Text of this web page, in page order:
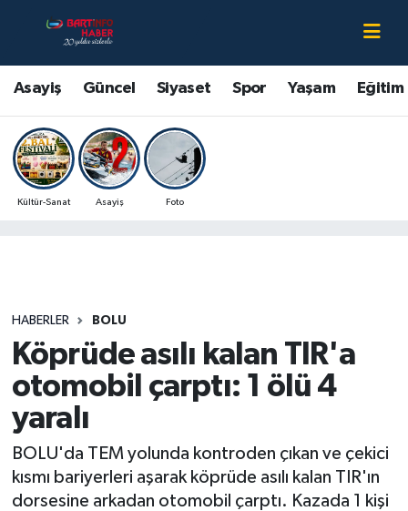
Asayiş Güncel Siyaset Spor Yaşam Eğitim
Kültür-Sanat Asayiş Foto
HABERLER BOLU
Köprüde asılı kalan TIR'a
otomobil çarptı: 1 ölü 4
yaralı
BOLU'da TEM yolunda kontroden çıkan ve çekici
kısmı bariyerleri aşarak köprüde asılı kalan TIR'ın
dorsesine arkadan otomobil çarptı. Kazada 1 kişi
Asayiş
Bartın Hakkında
Çevre
Eğitim
Kültür-Sanat
Magazin
Sağlık
Bartın Nöbetçi Eczaneler
Bartın Hava Durumu
Bartin Namaz Vakitleri
Bartın Trafik Yoğunluk Haritası
Son Dakika Haberleri
Haber Arşivi